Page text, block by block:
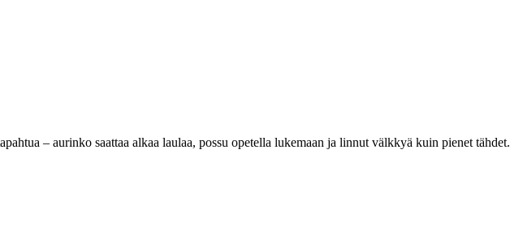
– aurinko saattaa alkaa laulaa, possu opetella lukemaan ja linnut välkkyä kuin pienet tähdet.